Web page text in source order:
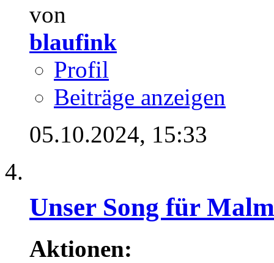
von
blaufink
Profil
Beiträge anzeigen
05.10.2024, 15:33
Unser Song für
Aktionen: